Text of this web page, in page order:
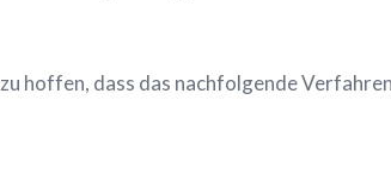
hoffen, dass das nachfolgende